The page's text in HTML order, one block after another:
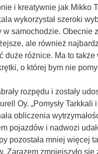
i kreatywnie jak Mikko
wykorzystał szeroki
samochodzie. Obecnie
ale również
różnice. Ma to także
o której bym nie
rozpędu i zostały
Oy. „Pomysły Tarkkali
obliczenia
pojazdów i nadwozi
pozostała mniej więcej
Zarazem zmniejszyło się